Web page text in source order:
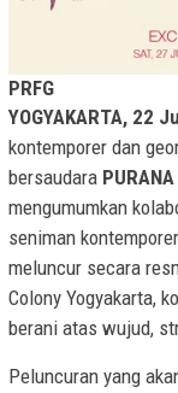
PRFG
YOGYAKARTA, 22
kontemporer dan
bersaudara PURANA
mengumumkan
seniman
meluncur secara
Colony Yogyakarta,
berani atas wujud,
Peluncuran yang